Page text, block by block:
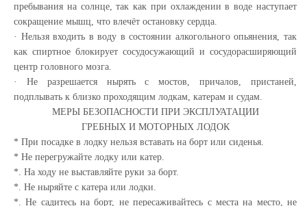
пребывания на солнце, так как при охлаждении в воде наступает
сокращение мышц, что влечёт остановку сердца.
· Нельзя входить в воду в состоянии алкогольного опьянения, так
как спиртное блокирует сосудосужающий и сосудорасширяющий
центр головного мозга.
· Не разрешается нырять с мостов, причалов, пристаней,
подплывать к близко проходящим лодкам, катерам и судам.
МЕРЫ БЕЗОПАСНОСТИ ПРИ ЭКСПЛУАТАЦИИ
ГРЕБНЫХ И МОТОРНЫХ ЛОДОК
* При посадке в лодку нельзя вставать на борт или сиденья.
* Не перегружайте лодку или катер.
*. На ходу не выставляйте руки за борт.
*. Не ныряйте с катера или лодки.
*. Не садитесь на борт, не пересаживайтесь с места на место, не